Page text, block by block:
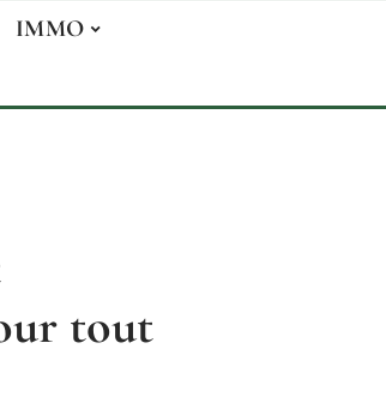
IMMO
tout